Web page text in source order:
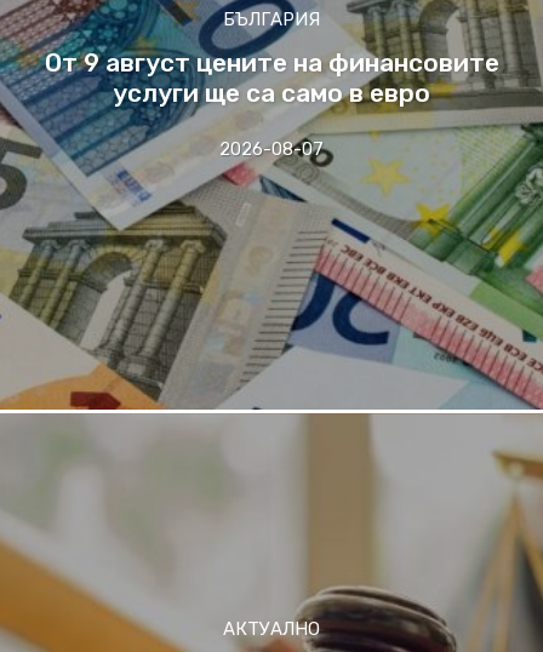
БЪЛГАРИЯ
От 9 август цените на финансовите
услуги ще са само в евро
2026-08-07
АКТУАЛНО